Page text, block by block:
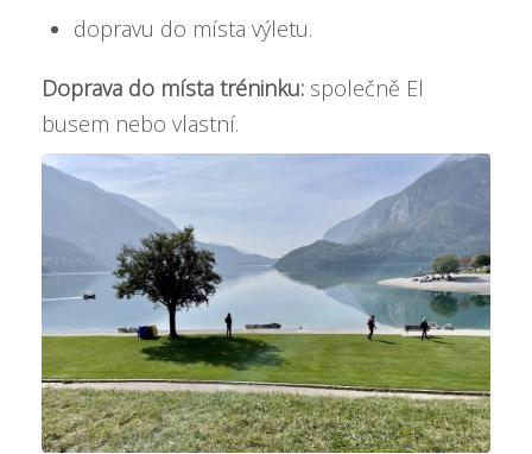
dopravu do místa výletu.
Doprava do místa tréninku: společně El
busem nebo vlastní.